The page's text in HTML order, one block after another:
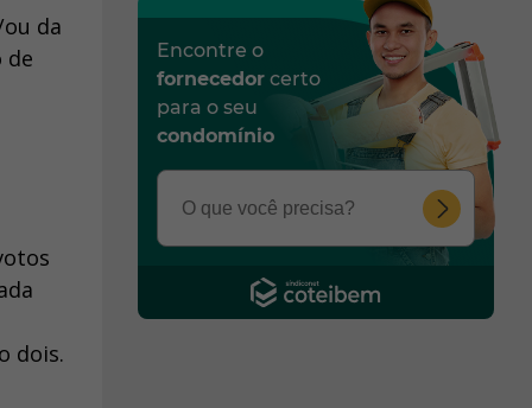
da
de
dois.
Encontre o
fornecedor certo
para o seu
condomínio